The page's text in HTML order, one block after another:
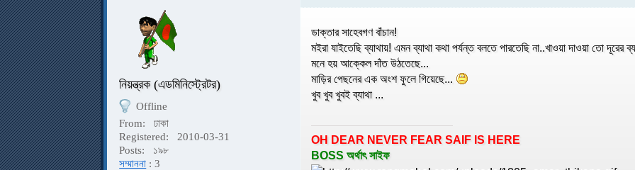
নিয়ন্ত্রক (এডমিনিস্ট্রেটর)
Offline
From:
ঢাকা
Registered:
2010-03-31
Posts:
১৯৮
সম্মাননা : 3
ডাক্তার সাহেবগণ বাঁচান!
মইরা যাইতেছি ব্যাথায়! এমন ব্যাথা কথা পর্যন্ত বলতে পারতেছি না..খাওয়া দাওয়া তো দূরের
মনে হয় আক্কেল দাঁত উঠতেছে...
মাড়ির পেছনের এক অংশ ফুলে গিয়েছে...
খুব খুব খুবই ব্যাথা ...
OH DEAR NEVER FEAR SAIF IS HERE
BOSS অর্থাৎ সাইফ